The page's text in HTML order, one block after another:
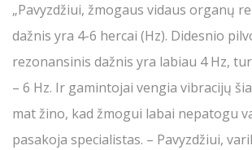
„Pavyzdžiui, žmogaus vidaus organų
dažnis yra 4-6 hercai (Hz). Didesnio
rezonansinis dažnis yra labiau 4 Hz,
– 6 Hz. Ir gamintojai vengia vibracijų
mat žino, kad žmogui labai nepatogu
pasakoja specialistas. – Pavyzdžiui,